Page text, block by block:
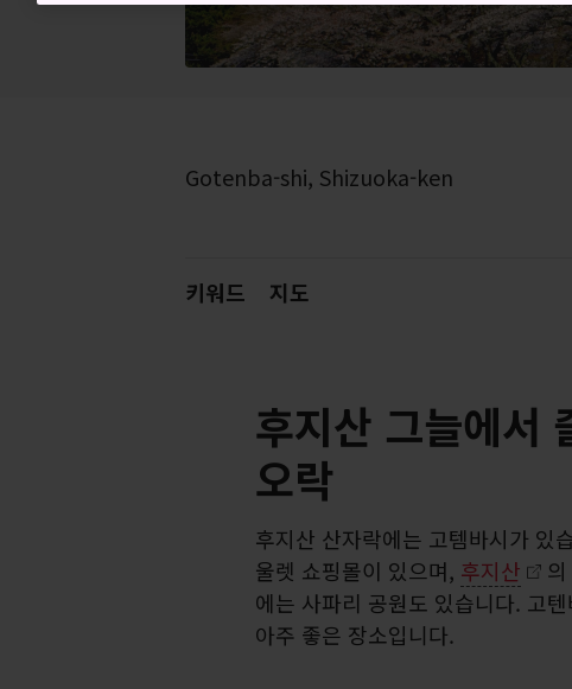
Gotenba-shi, Shizuoka-ken
키워드 지도
후지산 그늘에서
오락
후지산 산자락에는 고템바시가 있
울렛 쇼핑몰이 있으며, 후지산
의
에는 사파리 공원도 있습니다. 고
아주 좋은 장소입니다.